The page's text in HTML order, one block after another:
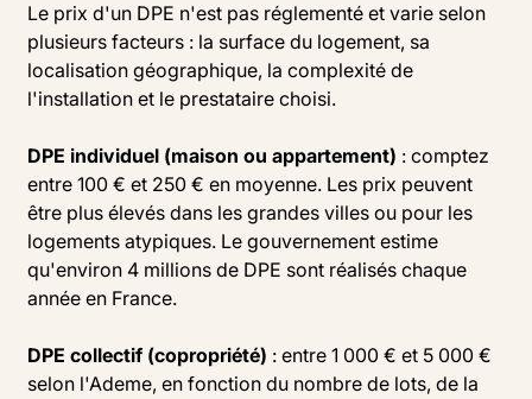
Le prix d'un DPE n'est pas réglementé et varie selon
plusieurs facteurs : la surface du logement, sa
localisation géographique, la complexité de
l'installation et le prestataire choisi.
DPE individuel (maison ou appartement) : comptez
entre 100 € et 250 € en moyenne. Les prix peuvent
être plus élevés dans les grandes villes ou pour les
logements atypiques. Le gouvernement estime
qu'environ 4 millions de DPE sont réalisés chaque
année en France.
DPE collectif (copropriété) : entre 1 000 € et 5 000 €
selon l'Ademe, en fonction du nombre de lots, de la